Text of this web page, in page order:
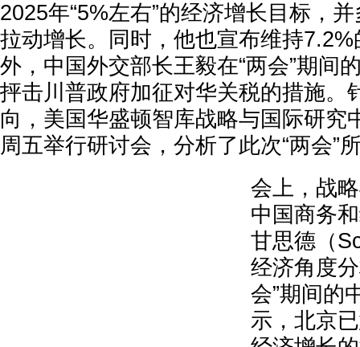
2025年“5%左右”的经济增长目标，
拉动增长。同时，他也宣布维持
外，中国外交部长王毅在“两会”期间
抨击川普政府加征对华关税的措施。
向，美国华盛顿智库战略与国际研究
周五举行研讨会，分析了此次“两会”
会上，战
中国商务
甘思德（
经济角度
会”期间的
示，北京